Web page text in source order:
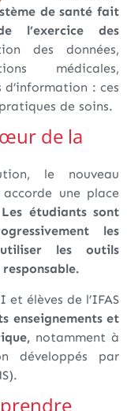
de santé fait
l’exercice des
des données,
médicales,
d’information : ces
de soins.
de la
le nouveau
une place
Les étudiants sont
les
utiliser les outils
et élèves de l’IFAS
enseignements et
notamment à
développés par